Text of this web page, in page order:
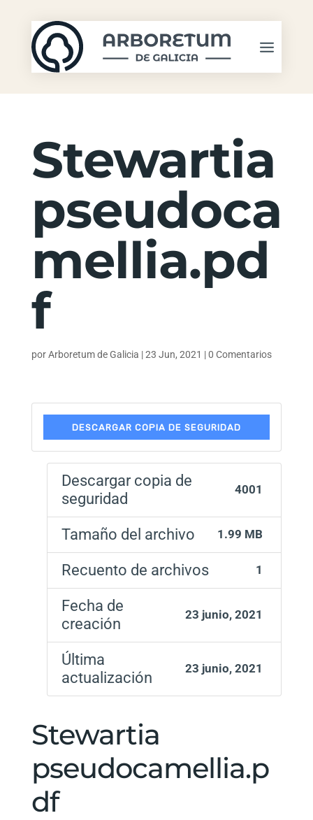
Stewartia
pseudoca
mellia.pd
f
porArboretum de Galicia |23 Jun, 2021 |0 Comentarios
DESCARGAR COPIA DE SEGURIDAD
Descargar copia de
seguridad
4001
Tamaño del archivo 1.99 MB
Recuento de archivos 1
Fecha de
creación
23 junio, 2021
Última
actualización
23 junio, 2021
Stewartia
pseudocamellia.p
df